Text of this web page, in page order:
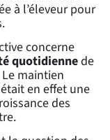
à l’éleveur pour
concerne
quotidiennede
maintien
en effet une
des